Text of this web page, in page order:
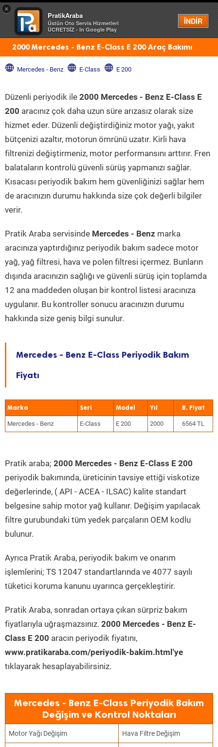
×
PratikAraba
Üstün Oto Servis Hizmetleri
ÜCRETSİZ - In Google Play
İNDİR
Menü
2000 Mercedes - Benz E-Class E 200 Araç Bakımı
Mercedes - Benz E-Class E 200
Düzenli periyodik ile 2000 Mercedes - Benz E-Class E
200 aracınız çok daha uzun süre arızasız olarak size
hizmet eder. Düzenli değiştirdiğiniz motor yağı, yakıt
bütçenizi azaltır, motorun ömrünü uzatır. Kirli hava
filtrenizi değiştirmeniz, motor performansını arttırır. Fren
balataların kontrolü güvenli sürüş yapmanızı sağlar.
Kısacası periyodik bakım hem güvenliğinizi sağlar hem
de aracınızın durumu hakkında size çok değerli bilgiler
verir.
Pratik Araba servisinde Mercedes - Benz marka
aracınıza yaptırdığınız periyodik bakım sadece motor
yağ, yağ filtresi, hava ve polen filtresi içermez. Bunların
dışında aracınızın sağlığı ve güvenli sürüş için toplamda
12 ana maddeden oluşan bir kontrol listesi aracınıza
uygulanır. Bu kontroller sonucu aracınızın durumu
hakkında size geniş bilgi sunulur.
Mercedes - Benz E-Class Periyodik Bakım
Fiyatı
Marka Seri Model Yıl
Mercedes - Benz E-Class E 200 2000 6564 TL
Pratik araba; 2000 Mercedes - Benz E-Class E 200
periyodik bakımında, üreticinin tavsiye ettiği viskotize
değerlerinde, ( API - ACEA - ILSAC) kalite standart
belgesine sahip motor yağ kullanır. Değişim yapılacak
filtre gurubundaki tüm yedek parçaların OEM kodlu
bulunur.
Ayrıca Pratik Araba, periyodik bakım ve onarım
işlemlerini; TS 12047 standartlarında ve 4077 sayılı
tüketici koruma kanunu uyarınca gerçekleştirir.
Pratik Araba, sonradan ortaya çıkan sürpriz bakım
fiyatlarıyla uğraşmazsınız. 2000 Mercedes - Benz E-
Class E 200 aracın periyodik fiyatını,
www.pratikaraba.com/periyodik-bakim.html'ye
tıklayarak hesaplayabilirsiniz.
Mercedes - Benz E-Class Periyodik Bakım
Değişim ve Kontrol Noktaları
Motor Yağı Değişim Hava Filtre Değişim